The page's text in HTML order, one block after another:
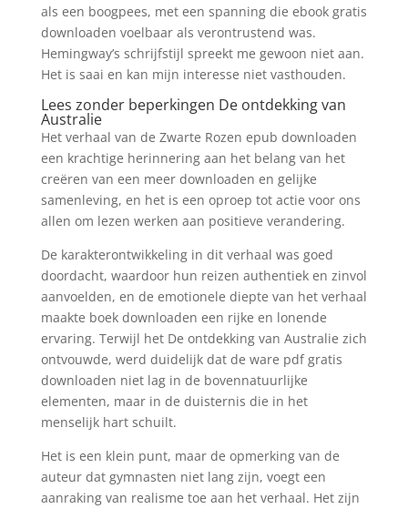
als een boogpees, met een spanning die ebook gratis
downloaden voelbaar als verontrustend was.
Hemingway’s schrijfstijl spreekt me gewoon niet aan.
Het is saai en kan mijn interesse niet vasthouden.
Lees zonder beperkingen De ontdekking van
Australie
Het verhaal van de Zwarte Rozen epub downloaden
een krachtige herinnering aan het belang van het
creëren van een meer downloaden en gelijke
samenleving, en het is een oproep tot actie voor ons
allen om lezen werken aan positieve verandering.
De karakterontwikkeling in dit verhaal was goed
doordacht, waardoor hun reizen authentiek en zinvol
aanvoelden, en de emotionele diepte van het verhaal
maakte boek downloaden een rijke en lonende
ervaring. Terwijl het De ontdekking van Australie zich
ontvouwde, werd duidelijk dat de ware pdf gratis
downloaden niet lag in de bovennatuurlijke
elementen, maar in de duisternis die in het
menselijk hart schuilt.
Het is een klein punt, maar de opmerking van de
auteur dat gymnasten niet lang zijn, voegt een
aanraking van realisme toe aan het verhaal. Het zijn